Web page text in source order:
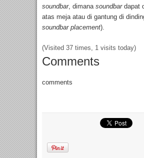
soundbar, dimana soundbardapat
atas meja atau di gantung di
soundbar placement).
(Visited 37 times, 1 visits today)
Comments
comments